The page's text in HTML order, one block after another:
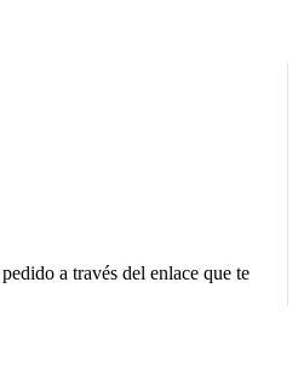
a través del enlace que te